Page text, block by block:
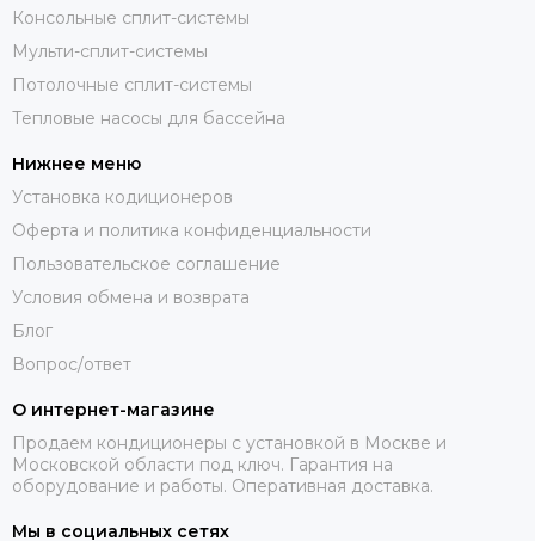
Консольные сплит-системы
Мульти-сплит-системы
Потолочные сплит-системы
Тепловые насосы для бассейна
Нижнее меню
Установка кодиционеров
Оферта и политика конфиденциальности
Пользовательское соглашение
Условия обмена и возврата
Блог
Вопрос/ответ
О интернет-магазине
Продаем кондиционеры с установкой в Москве и
Московской области под ключ. Гарантия на
оборудование и работы. Оперативная доставка.
Мы в социальных сетях